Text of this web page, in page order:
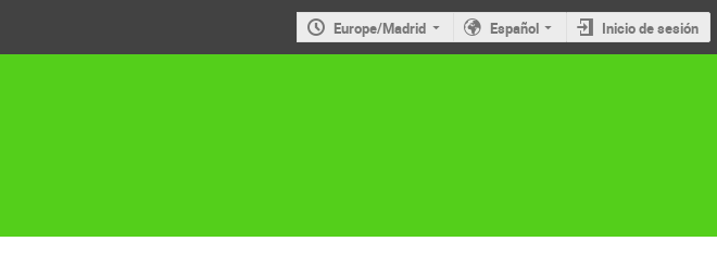
Europe/Madrid Español Inicio de sesión